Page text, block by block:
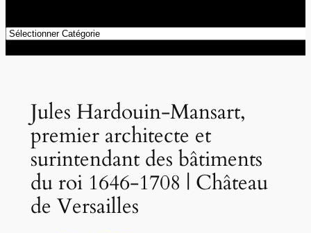
Catégories
Jules Hardouin-Mansart,
premier architecte et
surintendant des bâtiments
du roi 1646-1708 | Château
de Versailles